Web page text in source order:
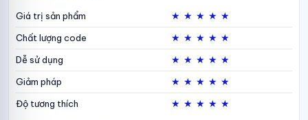
Giá trị sản phẩm ★ ★ ★ ★ ★
Chất lượng code ★ ★ ★ ★ ★
Dễ sử dụng ★ ★ ★ ★ ★
Giảm pháp ★ ★ ★ ★ ★
Độ tương thích ★ ★ ★ ★ ★